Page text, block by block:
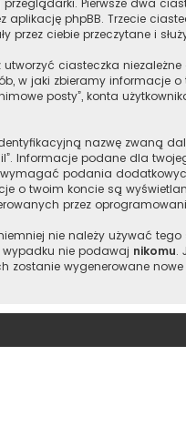
Pierwsze dwa
aplikację phpBB. Trzecie
przez ciebie przeczytane i
utworzyć ciasteczka
w jaki zbieramy
posty”, konta
nazwę zwaną
Informacje podane dla
podania
o twoim koncie są
przez
nie należy używać
wypadku nie podawaj nikomu.
wygenerowane